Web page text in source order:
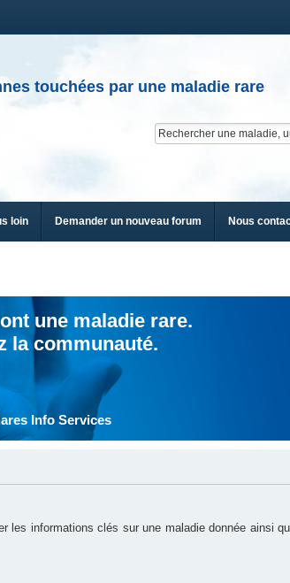
touchées par une maladie rare
loin Demander un nouveau forum Nous
une maladie rare.
la communauté.
Info Services
les informations clés sur une maladie donnée ainsi